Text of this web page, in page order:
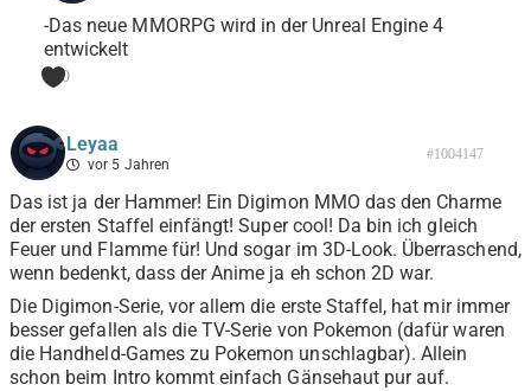
-Das neue MMORPG wird in der Unreal Engine 4
entwickelt
0
Leyaa
vor 5 Jahren
#1004147
Das ist ja der Hammer! Ein Digimon MMO das den Charme
der ersten Staffel einfängt! Super cool! Da bin ich gleich
Feuer und Flamme für! Und sogar im 3D-Look. Überraschend,
wenn bedenkt, dass der Anime ja eh schon 2D war.
Die Digimon-Serie, vor allem die erste Staffel, hat mir immer
besser gefallen als die TV-Serie von Pokemon (dafür waren
die Handheld-Games zu Pokemon unschlagbar). Allein
schon beim Intro kommt einfach Gänsehaut pur auf.